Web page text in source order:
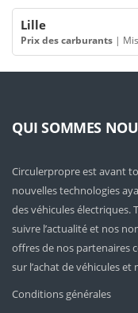
Lille
Prix des carburants |
QUI SOMMES
Circulerpropre est avant
nouvelles technologies
des véhicules électriques.
suivre l’actualité et nos
offres de nos partenaires
sur l’achat de véhicules et
Conditions générales